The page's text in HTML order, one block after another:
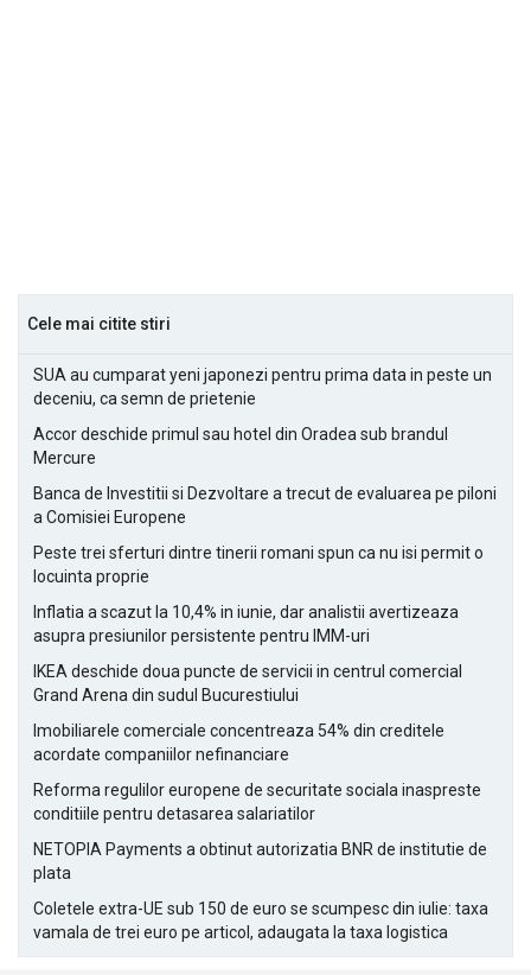
Cele mai citite stiri
SUA au cumparat yeni japonezi pentru prima data in peste un
deceniu, ca semn de prietenie
Accor deschide primul sau hotel din Oradea sub brandul
Mercure
Banca de Investitii si Dezvoltare a trecut de evaluarea pe piloni
a Comisiei Europene
Peste trei sferturi dintre tinerii romani spun ca nu isi permit o
locuinta proprie
Inflatia a scazut la 10,4% in iunie, dar analistii avertizeaza
asupra presiunilor persistente pentru IMM-uri
IKEA deschide doua puncte de servicii in centrul comercial
Grand Arena din sudul Bucurestiului
Imobiliarele comerciale concentreaza 54% din creditele
acordate companiilor nefinanciare
Reforma regulilor europene de securitate sociala inaspreste
conditiile pentru detasarea salariatilor
NETOPIA Payments a obtinut autorizatia BNR de institutie de
plata
Coletele extra-UE sub 150 de euro se scumpesc din iulie: taxa
vamala de trei euro pe articol, adaugata la taxa logistica